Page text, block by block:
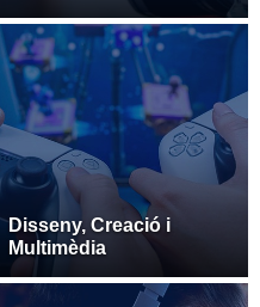
Disseny, Creació i
Multimèdia